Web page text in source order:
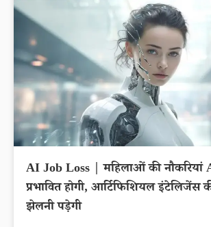
AI Job Loss | महिलाओं की नौकरियां
प्रभावित होगी, आर्टिफिशियल इंटेलिजेंस
झेलनी पड़ेगी